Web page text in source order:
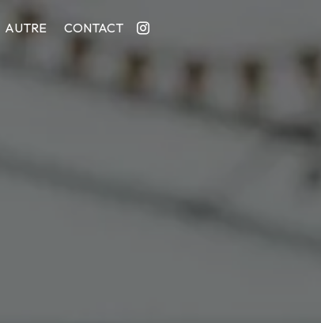
AUTRE CONTACT